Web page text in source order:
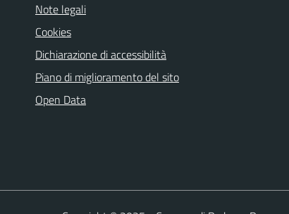
Note legali
Cookies
Dichiarazione di accessibilità
Piano di miglioramento del sito
Open Data